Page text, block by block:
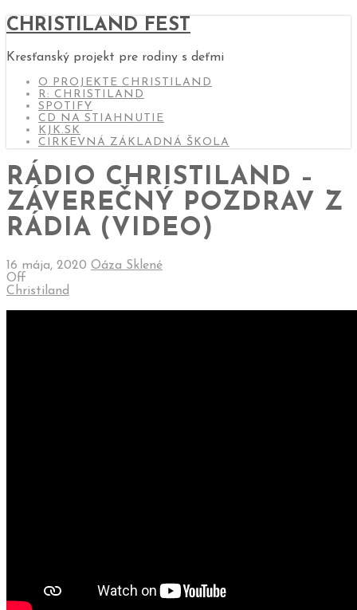
CHRISTILAND FEST
Kresťanský projekt pre rodiny s deťmi
O PROJEKTE CHRISTILAND
R: CHRISTILAND
SPOTIFY
CD NA STIAHNUTIE
KJK.SK
CIRKEVNÁ ZÁKLADNÁ ŠKOLA
RÁDIO CHRISTILAND –
ZÁVEREČNÝ POZDRAV Z
RÁDIA (VIDEO)
16 mája, 2020 Oáza Sklené
Off
Christiland